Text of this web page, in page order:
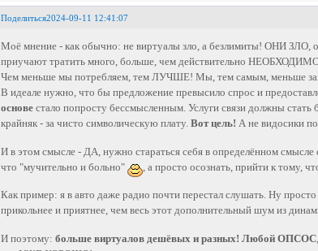
Поделиться2024-09-11 12:41:07
Моё мнение - как обычно: не виртуалы зло, а безлимиты! ОНИ ЗЛО,
приучают тратить много, больше, чем действительно
Чем меньше мы потребляем, тем ЛУЧШЕ! Мы, тем самым, меньше
В идеале нужно, что бы предложение превысило спрос и
основестало попросту бессмысленным. Услуги связи должны стать
крайняк - за чисто символическую плату. Вот цель! А не видосики
И в этом смысле - ДА, нужно стараться себя в определённом смысле
что "мучительно и больно"
, а просто осознать, прийти к
Как пример: я в авто даже радио почти перестал слушать. Ну
прикольнее и приятнее, чем весь этот дополнительный шум из
И поэтому: больше виртуалов дешёвых и разных! Любой ОПСОС